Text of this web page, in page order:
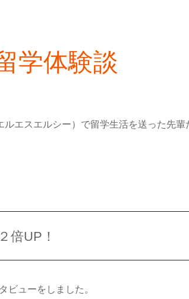
学体験談
エスエルシー）で留学生活を送った先
倍UP！
ビューをしました。